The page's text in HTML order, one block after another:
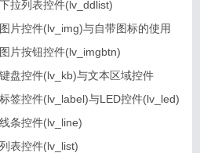
拉列表控件(lv_ddlist)
片控件(lv_img)与自带图标的使用
片按钮控件(lv_imgbtn)
盘控件(lv_kb)与文本区域控件
签控件(lv_label)与LED控件(lv_led)
条控件(lv_line)
表控件(lv_list)